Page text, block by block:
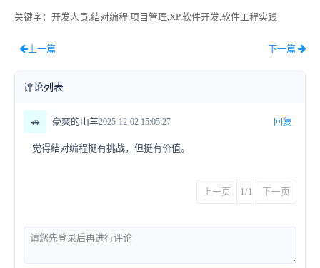
关键字 ：开发人员,结对编程,项目管理,XP,软件开发,软件工程实践
上一篇 下一篇
评论列表
🚗 豪爽的山羊2025-12-02 15:05:27 回复
觉得结对编程挺有挑战，但挺有价值。
上一页 1/1 下一页